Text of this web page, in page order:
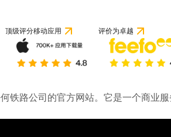
顶级评分移动应用 评价为卓越
铁路公司的官方网站。它是一个商业